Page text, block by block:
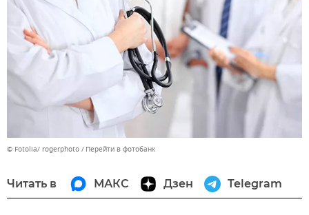
© Fotolia/ rogerphoto Перейти в фотобанк
Читать в МАКС Дзен Telegram